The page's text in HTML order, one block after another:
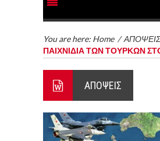
You are here: Home /ΑΠΟΨΕΙΣ
ΠΑΙΧΝΙΔΙΑ ΤΩΝ ΤΟΥΡΚΩΝ
ΑΠΟΨΕΙΣ